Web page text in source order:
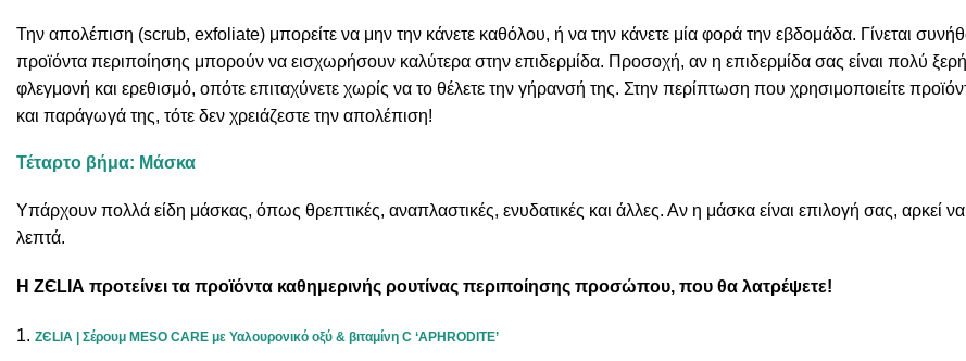
Την απολέπιση (scrub, exfoliate) μπορείτε να μην την κάνετε καθόλου, ή να την κάνετε μία φορά την εβδομάδα. Γίνεται
προϊόντα περιποίησης μπορούν να εισχωρήσουν καλύτερα στην επιδερμίδα. Προσοχή, αν η επιδερμίδα σας είναι πολύ
φλεγμονή και ερεθισμό, οπότε επιταχύνετε χωρίς να το θέλετε την γήρανσή της. Στην περίπτωση που χρησιμοποιείτε
και παράγωγά της, τότε δεν χρειάζεστε την απολέπιση!
Τέταρτο βήμα: Μάσκα
Υπάρχουν πολλά είδη μάσκας, όπως θρεπτικές, αναπλαστικές, ενυδατικές και άλλες. Αν η μάσκα είναι επιλογή σας, αρκεί
λεπτά.
Η ZЄLIA προτείνει τα προϊόντα καθημερινής ρουτίνας περιποίησης προσώπου, που θα λατρέψετε!
ZЄLIA | Σέρουμ MESO CARE με Υαλουρονικό οξύ & βιταμίνη C ‘APHRODITE’